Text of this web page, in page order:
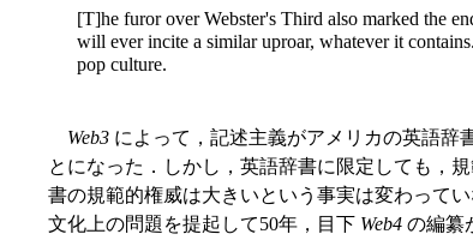
[T]he furor over Webster's Third also marked the
will ever incite a similar uproar, whatever it
pop culture.
Web3 によって，記述主義がアメリカの英語辞
とになった．しかし，英語辞書に限定しても，
書の規範的権威は大きいという事実は変わって
文化上の問題を提起して50年，目下 Web4 の編纂